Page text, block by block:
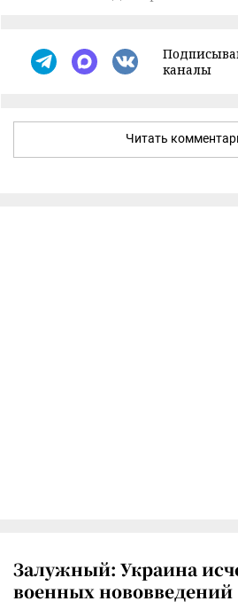
каналы
Читать
Залужный: Украина
военных нововведений